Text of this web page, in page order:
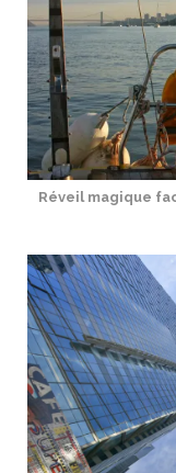
Réveil magique